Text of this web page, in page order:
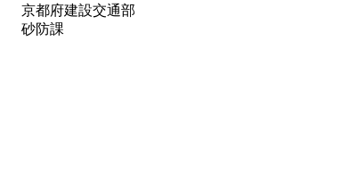
京都府建設交通部
砂防課